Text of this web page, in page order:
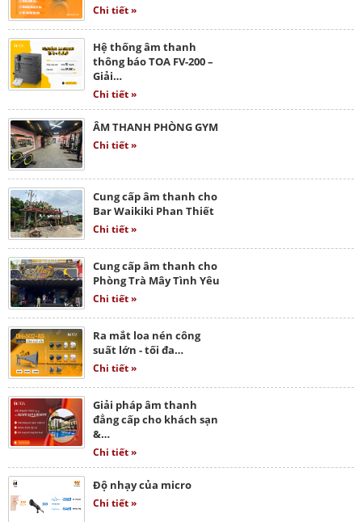
Chi tiết »
Hệ thống âm thanh
thông báo TOA FV-200 –
Giải…
Chi tiết »
ÂM THANH PHÒNG GYM
Chi tiết »
Cung cấp âm thanh cho
Bar Waikiki Phan Thiết
Chi tiết »
Cung cấp âm thanh cho
Phòng Trà Mây Tình Yêu
Chi tiết »
Ra mắt loa nén công
suất lớn - tối đa…
Chi tiết »
Giải pháp âm thanh
đẳng cấp cho khách sạn
&…
Chi tiết »
Độ nhạy của micro
Chi tiết »